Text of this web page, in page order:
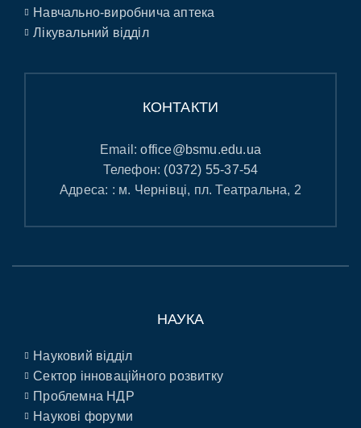
Навчально-виробнича аптека
Лікувальний відділ
КОНТАКТИ
Email:office@bsmu.edu.ua
Телефон: (0372) 55-37-54
Адреса: : м. Чернівці, пл. Театральна, 2
НАУКА
Науковий відділ
Сектор інноваційного розвитку
Проблемна НДР
Наукові форуми